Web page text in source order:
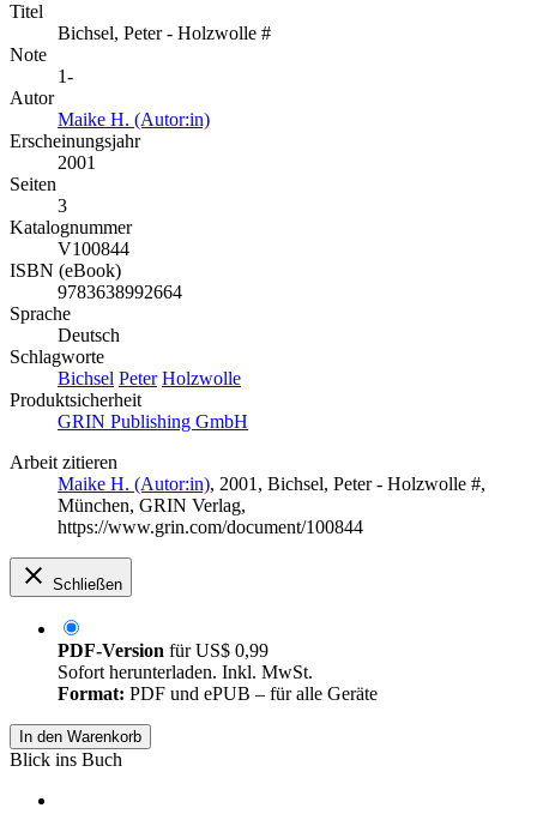
Titel
Bichsel, Peter - Holzwolle #
Note
1-
Autor
Maike H. (Autor:in)
Erscheinungsjahr
2001
Seiten
3
Katalognummer
V100844
ISBN (eBook)
9783638992664
Sprache
Deutsch
Schlagworte
Bichsel Peter Holzwolle
Produktsicherheit
GRIN Publishing GmbH
Arbeit zitieren
Maike H. (Autor:in), 2001, Bichsel, Peter - Holzwolle #,
München, GRIN Verlag,
https://www.grin.com/document/100844
Schließen
PDF-Version fürUS$ 0,99
Sofort herunterladen. Inkl. MwSt.
Format: PDF und ePUB – für alle Geräte
In den Warenkorb
Blick ins Buch